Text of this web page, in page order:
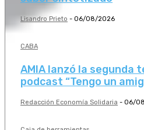
Lisandro Prieto - 06/08/2026
CABA
AMIA lanzó la segunda
podcast “Tengo un
Redacción Economía Solidaria - 06/